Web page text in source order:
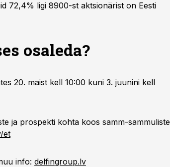
72,4% ligi 8900-st aktsionärist on Eesti
osaleda?
20. maist kell 10:00 kuni 3. juunini kell
ja prospekti kohta koos samm-sammuliste
et
info: delfingroup.lv